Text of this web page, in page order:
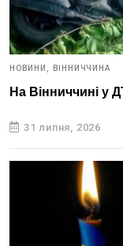
НОВИНИ, ВІННИЧЧИНА
На Вінниччині у
31 липня, 2026